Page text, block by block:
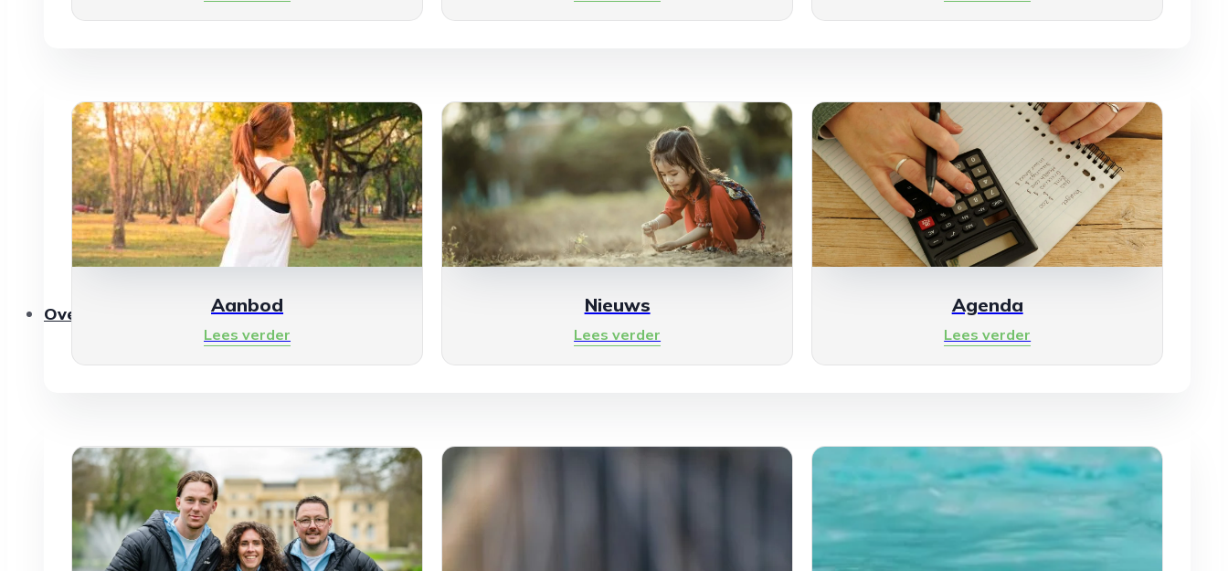
Aanbod
Lees verder
Nieuws
Lees verder
Agenda
Lees verder
Over ons